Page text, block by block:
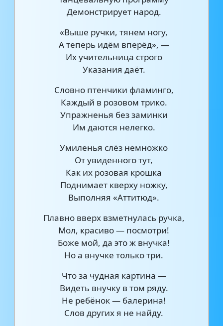
Демонстрирует народ.
«Выше ручки, тянем ногу,
А теперь идём вперёд», —
Их учительница строго
Указания даёт.
Словно птенчики фламинго,
Каждый в розовом трико.
Упражненья без заминки
Им даются нелегко.
Умиленья слёз немножко
От увиденного тут,
Как их розовая крошка
Поднимает кверху ножку,
Выполняя «Аттитюд».
Плавно вверх взметнулась ручка,
Мол, красиво — посмотри!
Боже мой, да это ж внучка!
Но а внучке только три.
Что за чудная картина —
Видеть внучку в том ряду.
Не ребёнок — балерина!
Слов других я не найду.